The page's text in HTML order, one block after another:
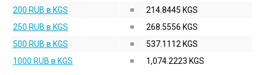
200 RUB в KGS
=
214.8445 KGS
250 RUB в KGS
=
268.5556 KGS
500 RUB в KGS
=
537.1112 KGS
1000 RUB в KGS
= 1,074.2223 KGS